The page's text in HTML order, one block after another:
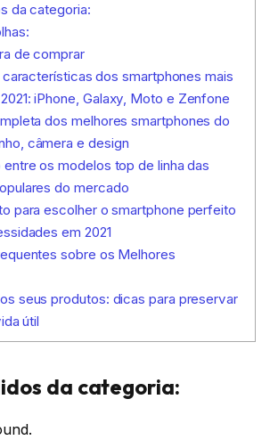
da categoria:
de comprar
dos smartphones mais
iPhone, Galaxy, Moto e Zenfone
dos melhores smartphones do
câmera e design
os modelos top de linha das
do mercado
para escolher o smartphone perfeito
em 2021
sobre os Melhores
seus produtos: dicas para preservar
útil
da categoria: